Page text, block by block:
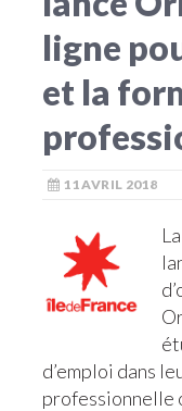
ligne
et la
11 AVRIL 2018
d’emploi dans
professionnelle